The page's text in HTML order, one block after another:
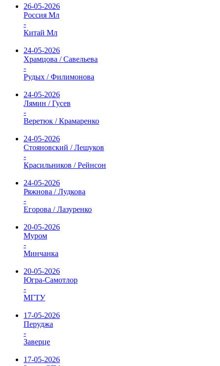
26-05-2026
Россия Мл
-
Китай Мл
24-05-2026
Храмцова / Савельева
-
Рудых / Филимонова
24-05-2026
Лямин / Гусев
-
Веретюк / Крамаренко
24-05-2026
Стояновский / Лешуков
-
Красильников / Рейнсон
24-05-2026
Ряжнова / Лудкова
-
Егорова / Лазуренко
20-05-2026
Муром
-
Минчанка
20-05-2026
Югра-Самотлор
-
МГТУ
17-05-2026
Перуджа
-
Заверце
17-05-2026